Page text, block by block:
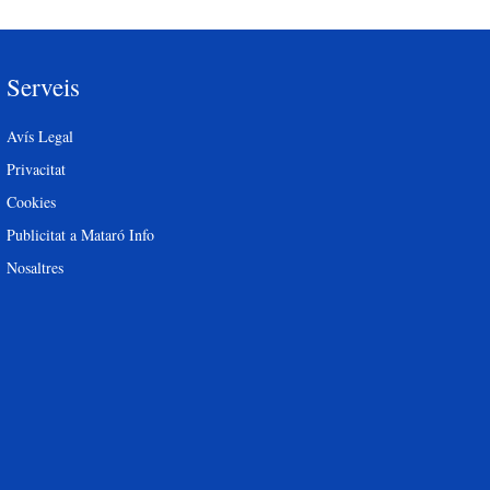
Serveis
Avís Legal
Privacitat
Cookies
Publicitat a Mataró Info
Nosaltres